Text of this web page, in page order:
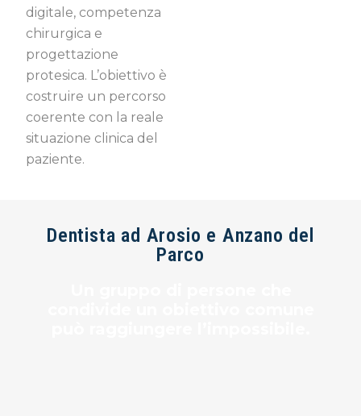
digitale, competenza
chirurgica e
progettazione
protesica. L’obiettivo è
costruire un percorso
coerente con la reale
situazione clinica del
paziente.
Dentista ad Arosio e Anzano del
Parco